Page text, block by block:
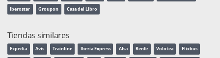
Iberostar Groupon Casa del Libro
Tiendas similares
Expedia Avis Trainline Iberia Express Alsa Renfe Volotea Flixbus